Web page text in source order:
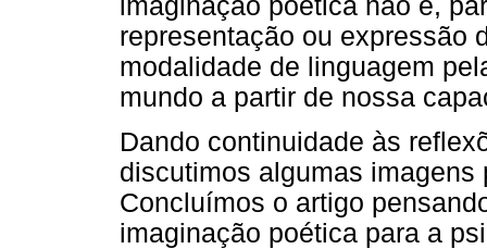
representação ou expressão
modalidade de linguagem
mundo a partir de nossa
Dando continuidade às
discutimos algumas
Concluímos o artigo
imaginação poética para a